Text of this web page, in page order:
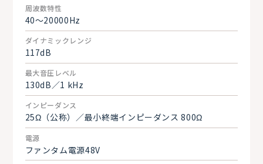
周波数特性
40～20000Hz
ダイナミックレンジ
117dB
最大音圧レベル
130dB／1 kHz
インピーダンス
25Ω（公称）／最小終端インピーダンス 800Ω
電源
ファンタム電源48V